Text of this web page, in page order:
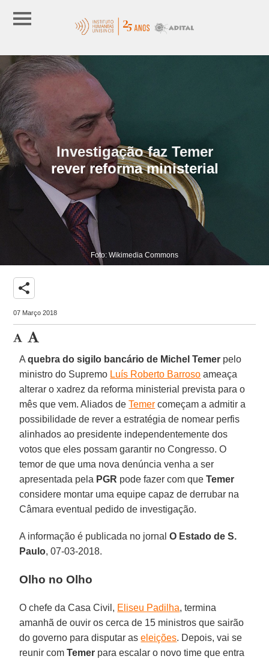
Investigação faz Temer
rever reforma ministerial
Foto: Wikimedia Commons
share
07 Março 2018
Aquebra do sigilo bancário de Michel Temer pelo
ministro do Supremo Luís Roberto Barroso ameaça
alterar o xadrez da reforma ministerial prevista para o
mês que vem. Aliados deTemer começam a admitir a
possibilidade de rever a estratégia de nomear perfis
alinhados ao presidente independentemente dos
votos que eles possam garantir no Congresso. O
temor de que uma nova denúncia venha a ser
apresentada pela PGR pode fazer com queTemer
considere montar uma equipe capaz de derrubar na
Câmara eventual pedido de investigação.
A informação é publicada no jornalO Estado de S.
Paulo, 07-03-2018.
Olho no Olho
O chefe da Casa Civil, Eliseu Padilha, termina
amanhã de ouvir os cerca de 15 ministros que sairão
do governo para disputar aseleições. Depois, vai se
reunir comTemer para escalar o novo time que entra